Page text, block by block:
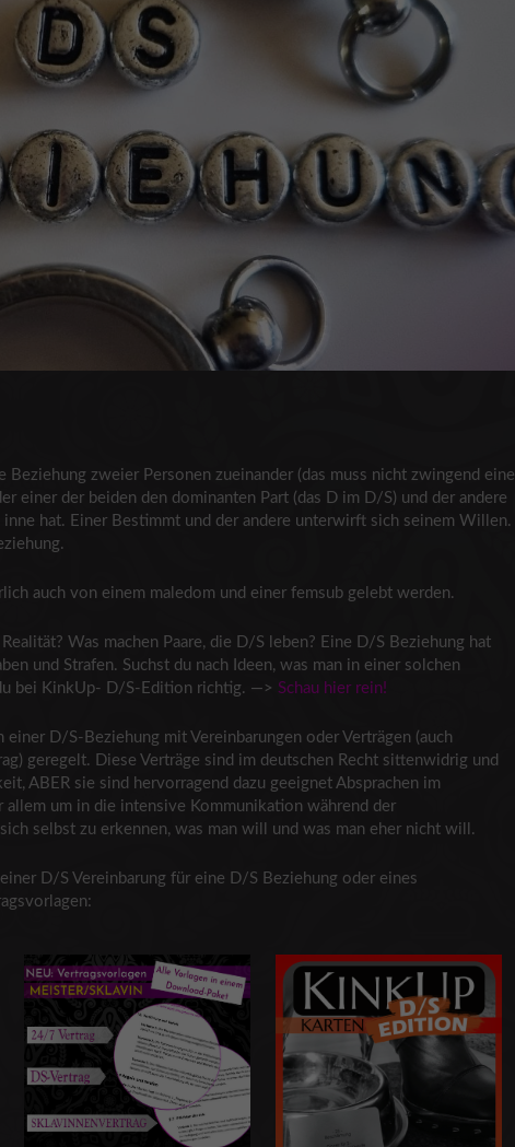
Beziehung zweier Personen zueinander (das muss nicht zwingend eine
einer der beiden den dominanten Part (das D im D/S) und der andere
inne hat. Einer Bestimmt und der andere unterwirft sich seinem Willen.
auch von einem maledom und einer femsub gelebt werden.
Was machen Paare, die D/S leben? Eine D/S Beziehung hat
und Strafen. Suchst du nach Ideen, was man in einer solchen
bei KinkUp- D/S-Edition richtig. —> Schau hier rein!
D/S-Beziehung mit Vereinbarungen oder Verträgen (auch
geregelt. Diese Verträge sind im deutschen Recht sittenwidrig und
ABER sie sind hervorragend dazu geeignet Absprachen im
allem um in die intensive Kommunikation während der
selbst zu erkennen, was man will und was man eher nicht will.
D/S Vereinbarung für eine D/S Beziehung oder eines